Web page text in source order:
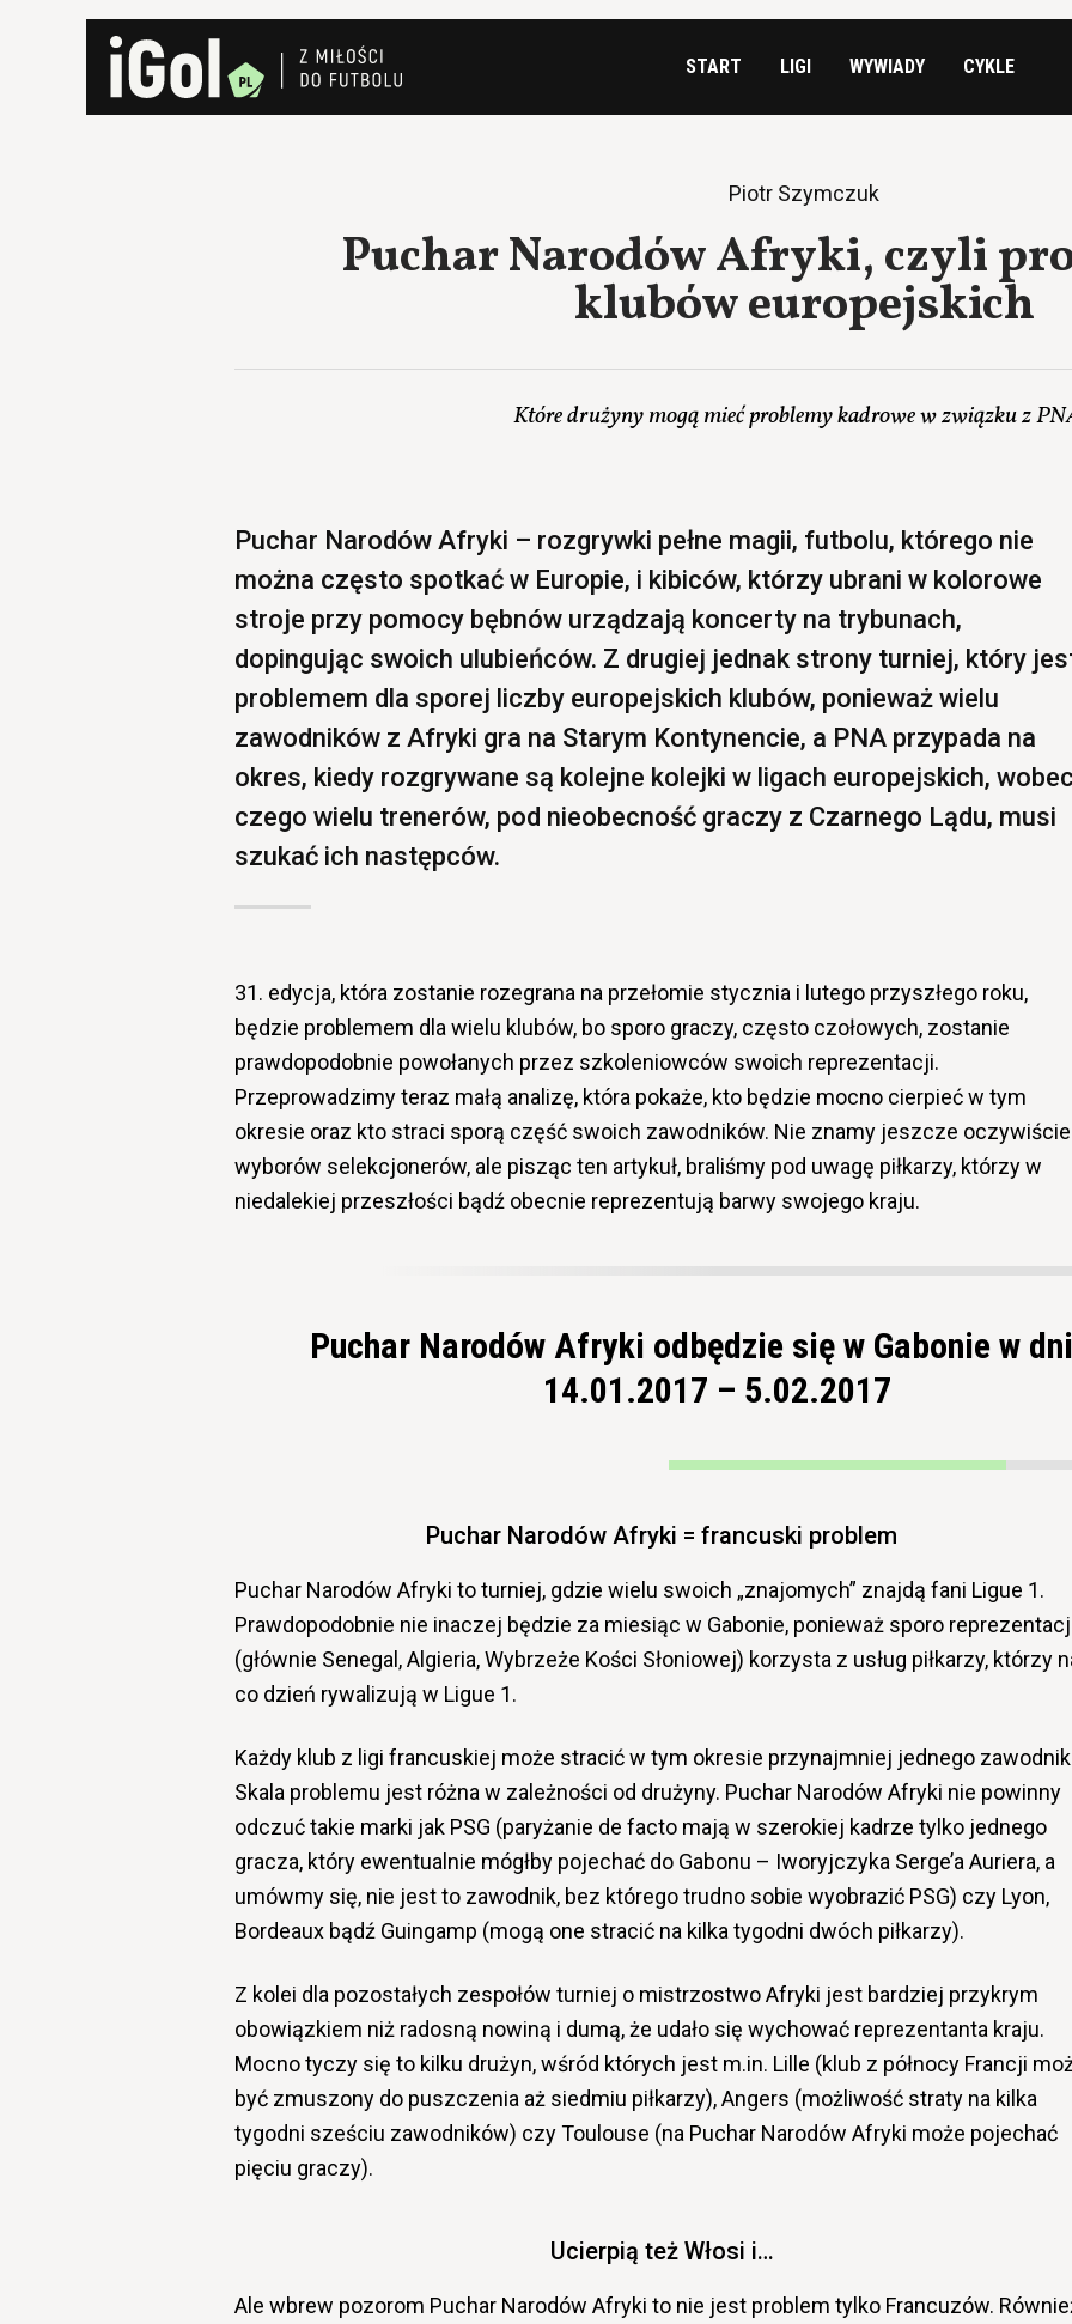
START LIGI WYWIADY CYKLE
Piotr Szymczuk
Puchar Narodów Afryki, czyli
klubów europejskich
Które drużyny mogą mieć problemy kadrowe w związku z
Puchar Narodów Afryki – rozgrywki pełne magii, futbolu, którego nie
można często spotkać w Europie, i kibiców, którzy ubrani w kolorowe
stroje przy pomocy bębnów urządzają koncerty na trybunach,
dopingując swoich ulubieńców. Z drugiej jednak strony turniej, który
problemem dla sporej liczby europejskich klubów, ponieważ wielu
zawodników z Afryki gra na Starym Kontynencie, a PNA przypada na
okres, kiedy rozgrywane są kolejne kolejki w ligach europejskich,
czego wielu trenerów, pod nieobecność graczy z Czarnego Lądu, musi
szukać ich następców.
31. edycja, która zostanie rozegrana na przełomie stycznia i lutego przyszłego roku,
będzie problemem dla wielu klubów, bo sporo graczy, często czołowych, zostanie
prawdopodobnie powołanych przez szkoleniowców swoich reprezentacji.
Przeprowadzimy teraz małą analizę, która pokaże, kto będzie mocno cierpieć w tym
okresie oraz kto straci sporą część swoich zawodników. Nie znamy jeszcze oczywiście
wyborów selekcjonerów, ale pisząc ten artykuł, braliśmy pod uwagę piłkarzy, którzy w
niedalekiej przeszłości bądź obecnie reprezentują barwy swojego kraju.
Puchar Narodów Afryki odbędzie się w Gabonie w
14.01.2017 – 5.02.2017
Puchar Narodów Afryki = francuski problem
Puchar Narodów Afryki to turniej, gdzie wielu swoich „znajomych” znajdą fani Ligue 1.
Prawdopodobnie nie inaczej będzie za miesiąc w Gabonie, ponieważ sporo
(głównie Senegal, Algieria, Wybrzeże Kości Słoniowej) korzysta z usług piłkarzy, którzy
co dzień rywalizują w Ligue 1.
Każdy klub z ligi francuskiej może stracić w tym okresie przynajmniej jednego
Skala problemu jest różna w zależności od drużyny. Puchar Narodów Afryki nie powinny
odczuć takie marki jak PSG (paryżanie de facto mają w szerokiej kadrze tylko jednego
gracza, który ewentualnie mógłby pojechać do Gabonu – Iworyjczyka Serge’a Auriera, a
umówmy się, nie jest to zawodnik, bez którego trudno sobie wyobrazić PSG) czy Lyon,
Bordeaux bądź Guingamp (mogą one stracić na kilka tygodni dwóch piłkarzy).
Z kolei dla pozostałych zespołów turniej o mistrzostwo Afryki jest bardziej przykrym
obowiązkiem niż radosną nowiną i dumą, że udało się wychować reprezentanta kraju.
Mocno tyczy się to kilku drużyn, wśród których jest m.in. Lille (klub z północy Francji
być zmuszony do puszczenia aż siedmiu piłkarzy), Angers (możliwość straty na kilka
tygodni sześciu zawodników) czy Toulouse (na Puchar Narodów Afryki może pojechać
pięciu graczy).
Ucierpią też Włosi i…
Ale wbrew pozorom Puchar Narodów Afryki to nie jest problem tylko Francuzów.